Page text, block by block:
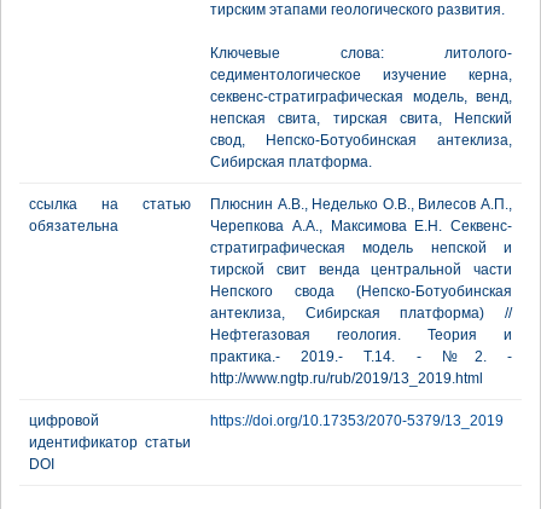
тирским этапами геологического развития.
Ключевые слова: литолого-
седиментологическое изучение керна,
секвенс-стратиграфическая модель, венд,
непская свита, тирская свита, Непский
свод, Непско-Ботуобинская антеклиза,
Сибирская платформа.
ссылка на статью
обязательна
Плюснин А.В., Неделько О.В., Вилесов А.П.,
Черепкова А.А., Максимова Е.Н. Секвенс-
стратиграфическая модель непской и
тирской свит венда центральной части
Непского свода (Непско-Ботуобинская
антеклиза, Сибирская платформа) //
Нефтегазовая геология. Теория и
практика.- 2019.- Т.14. - №2. -
http://www.ngtp.ru/rub/2019/13_2019.html
цифровой
идентификатор статьи
DOI
https://doi.org/10.17353/2070-5379/13_2019